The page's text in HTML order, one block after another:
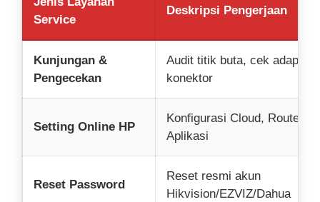
Service
Deskripsi Pengerjaan
Kunjungan &
Pengecekan
Audit titik buta, cek adaptor,
konektor
Setting Online HP
Konfigurasi Cloud, Router, &
Aplikasi
Reset Password
Reset resmi akun
Hikvision/EZVIZ/Dahua